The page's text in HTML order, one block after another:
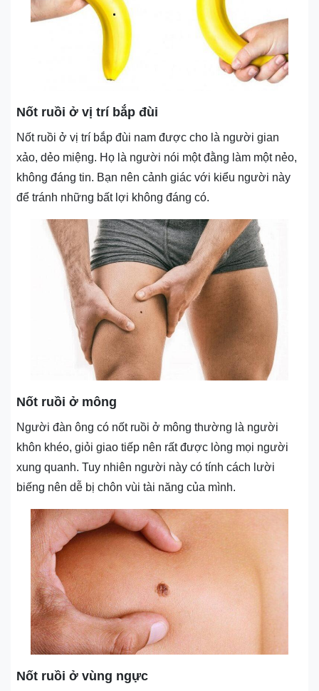
Nốt ruồi ở vị trí bắp đùi
Nốt ruồi ở vị trí bắp đùi nam được cho là người gian
xảo, dẻo miệng. Họ là người nói một đằng làm một nẻo,
không đáng tin. Bạn nên cảnh giác với kiểu người này
để tránh những bất lợi không đáng có.
Nốt ruồi ở mông
Người đàn ông có nốt ruồi ở mông thường là người
khôn khéo, giỏi giao tiếp nên rất được lòng mọi người
xung quanh. Tuy nhiên người này có tính cách lười
biếng nên dễ bị chôn vùi tài năng của mình.
Nốt ruồi ở vùng ngực